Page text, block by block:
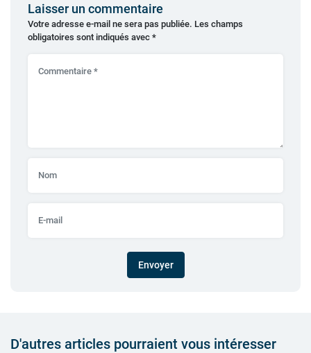
Laisser un commentaire
Votre adresse e-mail ne sera pas publiée. Les champs
obligatoires sont indiqués avec *
Envoyer
D'autres articles pourraient vous intéresser